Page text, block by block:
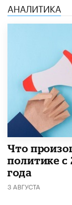
АНАЛИТИКА
​Что
политике с
года
3 АВГУСТА